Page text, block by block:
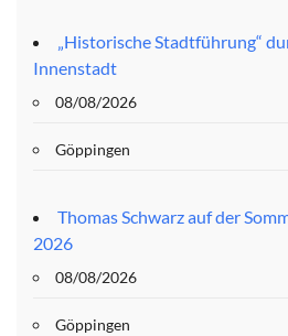
„Historische Stadtführung“
Innenstadt
08/08/2026
Göppingen
Thomas Schwarz auf der
2026
08/08/2026
Göppingen